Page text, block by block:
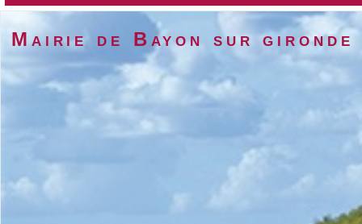
Mairie de Bayon sur gironde